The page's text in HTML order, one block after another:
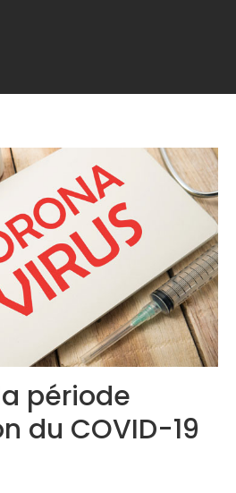
Congrès 2019
Congrès 2020
période
du COVID-19